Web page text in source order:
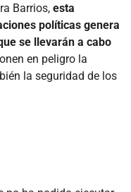
Barrios, esta
políticas genera
se llevarán a cabo
en peligro la
la seguridad de los